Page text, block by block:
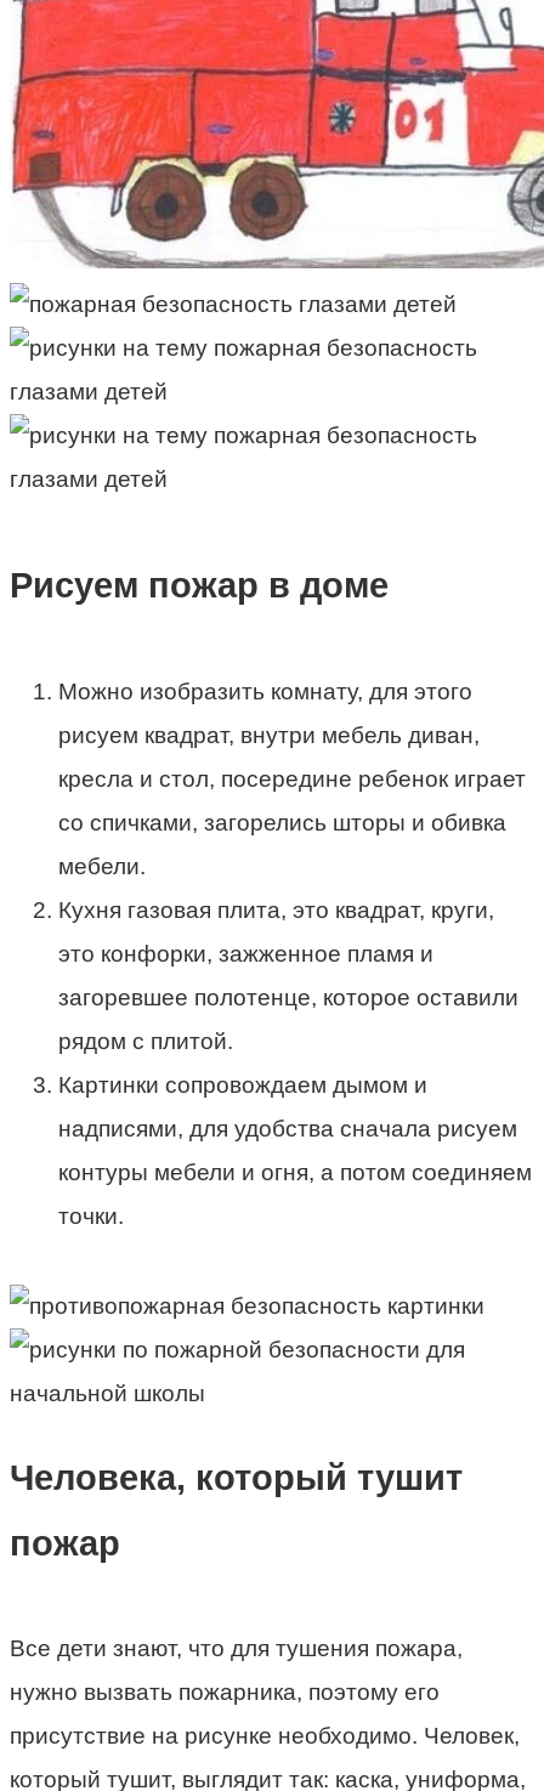
Рисуем пожар в доме
Можно изобразить комнату, для этого
рисуем квадрат, внутри мебель диван,
кресла и стол, посередине ребенок играет
со спичками, загорелись шторы и обивка
мебели.
Кухня газовая плита, это квадрат, круги,
это конфорки, зажженное пламя и
загоревшее полотенце, которое оставили
рядом с плитой.
Картинки сопровождаем дымом и
надписями, для удобства сначала рисуем
контуры мебели и огня, а потом соединяем
точки.
Человека, который тушит
пожар
Все дети знают, что для тушения пожара,
нужно вызвать пожарника, поэтому его
присутствие на рисунке необходимо. Человек,
который тушит, выглядит так: каска, униформа,